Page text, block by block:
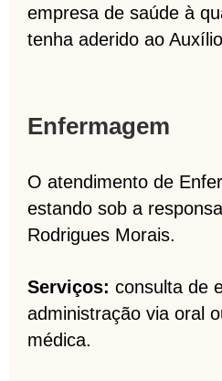
empresa de saúde à
tenha aderido ao
Enfermagem
O atendimento de
estando sob a
Rodrigues Morais.
Serviços: consulta de
administração via oral
médica.